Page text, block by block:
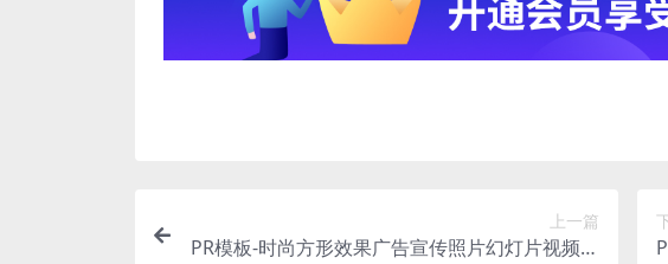
上一篇
PR模板-时尚方形效果广告宣传照片幻灯片视频模